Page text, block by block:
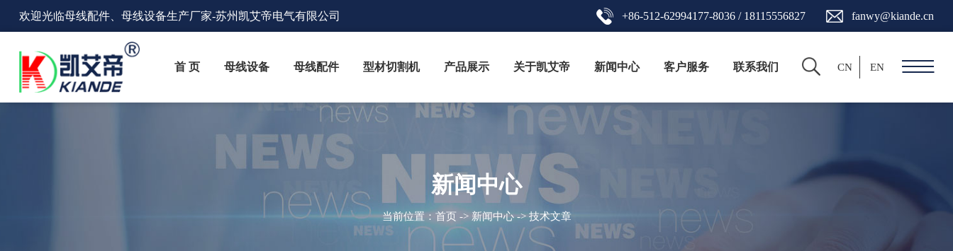
欢迎光临母线配件、母线设备生产厂家-苏州凯艾帝电气有限公司 +86-512-62994177-8036 / 18115556827 fanwy@kiande.cn
首 页 母线设备 母线配件 型材切割机 产品展示 关于凯艾帝 新闻中心 客户服务 联系我们 CN EN
新闻中心
当前位置： 首页 -> 新闻中心-> 技术文章